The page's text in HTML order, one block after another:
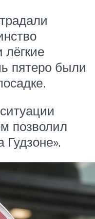
лёгкие
пятеро были
позволил
Гудзоне».